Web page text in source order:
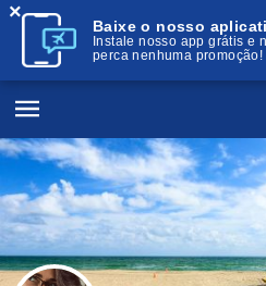
Baixe o nosso
Instale nosso app grátis e
perca nenhuma promoção!
×